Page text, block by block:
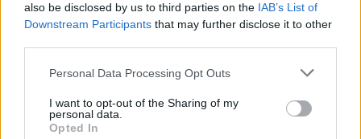
also be disclosed by us to third parties on the IAB’s List of
Downstream Participants that may further disclose it to other
Personal Data Processing Opt Outs
I want to opt-out of the Sharing of my
personal data.
Opted In